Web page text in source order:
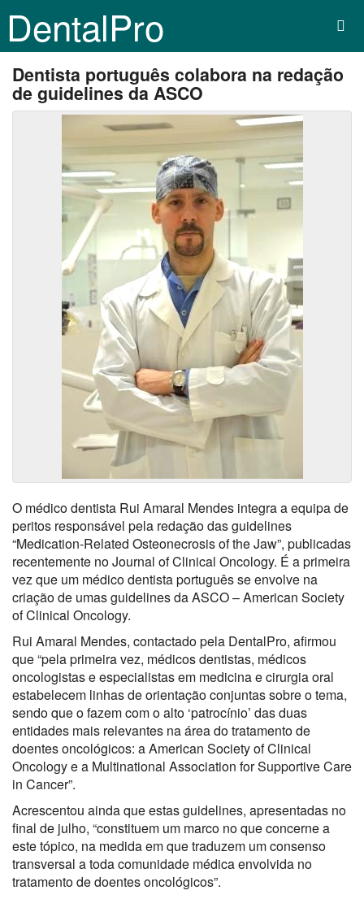
DentalPro
Dentista português colabora na redação
de guidelines da ASCO
O médico dentista Rui Amaral Mendes integra a equipa de
peritos responsável pela redação das guidelines
“Medication-Related Osteonecrosis of the Jaw”, publicadas
recentemente no Journal of Clinical Oncology. É a primeira
vez que um médico dentista português se envolve na
criação de umas guidelines da ASCO – American Society
of Clinical Oncology.
Rui Amaral Mendes, contactado pela DentalPro, afirmou
que “pela primeira vez, médicos dentistas, médicos
oncologistas e especialistas em medicina e cirurgia oral
estabelecem linhas de orientação conjuntas sobre o tema,
sendo que o fazem com o alto ‘patrocínio’ das duas
entidades mais relevantes na área do tratamento de
doentes oncológicos: a American Society of Clinical
Oncology e a Multinational Association for Supportive Care
in Cancer”.
Acrescentou ainda que estas guidelines, apresentadas no
final de julho, “constituem um marco no que concerne a
este tópico, na medida em que traduzem um consenso
transversal a toda comunidade médica envolvida no
tratamento de doentes oncológicos”.